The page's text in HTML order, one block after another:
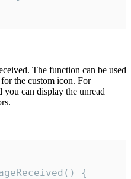
The function can be used
the custom icon. For
you can display the unread
{